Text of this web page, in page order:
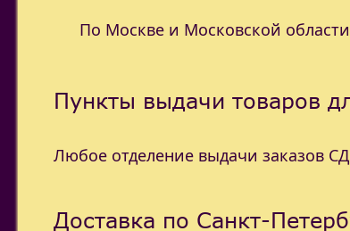
По Москве и Московской
Пункты выдачи товаров
Любое отделение выдачи заказов
Доставка по Санкт-